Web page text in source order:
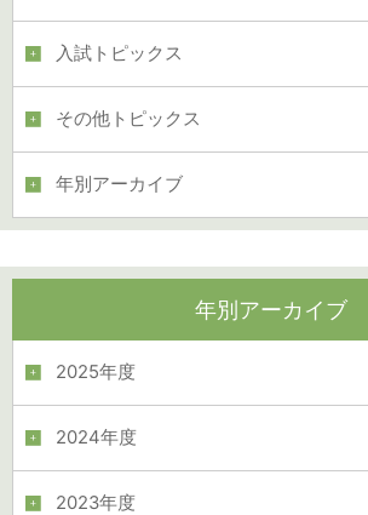
入試トピックス
その他トピックス
年別アーカイブ
年別アーカイブ
2025年度
2024年度
2023年度